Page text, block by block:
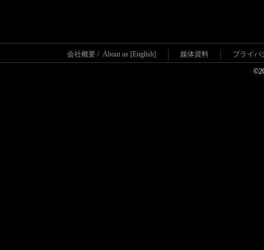
会社概要 / About us [English] 媒体資料 プライバ